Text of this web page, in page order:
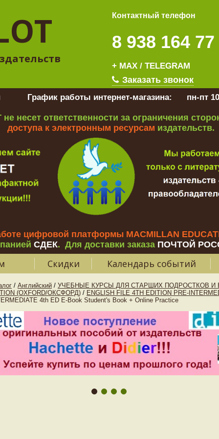
Контактный телефон
8 938 164 77
+ MAX / TELEGRAM
Заказать звонок
График работы интернет-магазина: пн-пт
несет ответственности за ограничения
доступа к электронным ресурсам издательств.
цифровой платформы MACMILLAN
СДЕК. Для доставки заказа ПОЧТОЙ
Скидки Календарь событий
/ Английский / УЧЕБНЫЕ КУРСЫ ДЛЯ СТАРШИХ ПОДРОСТКОВ И
(OXFORD/ОКСФОРД) / ENGLISH FILE 4TH EDITION PRE-
4th ED E-Book Student's Book + Online Practice